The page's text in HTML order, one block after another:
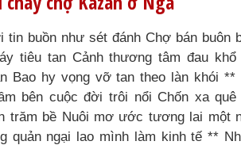
tin buồn như sét đánh Chợ bán buôn
tiêu tan Cảnh thương tâm đau khổ
Bao hy vọng vỡ tan theo làn khói **
bên cuộc đời trôi nổi Chốn xa quê
trăm bề Nuôi mơ ước tương lai một
quản ngại lao mình làm kinh tế **